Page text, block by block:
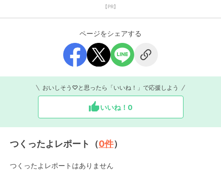
【PR】
ページをシェアする
おいしそう♡と思ったら「いいね！」で応援しよう
いいね！ 0
つくったよレポート（0件）
つくったよレポートはありません